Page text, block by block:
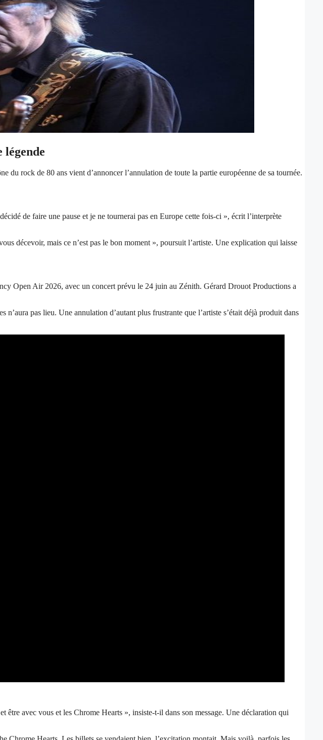
légende
rock de 80 ans vient d’annoncer l’annulation de toute la partie européenne de sa tournée.
de faire une pause et je ne tournerai pas en Europe cette fois-ci », écrit l’interprète
décevoir, mais ce n’est pas le bon moment », poursuit l’artiste. Une explication qui laisse
Open Air 2026, avec un concert prévu le 24 juin au Zénith. Gérard Drouot Productions a
pas lieu. Une annulation d’autant plus frustrante que l’artiste s’était déjà produit dans
avec vous et les Chrome Hearts », insiste-t-il dans son message. Une déclaration qui